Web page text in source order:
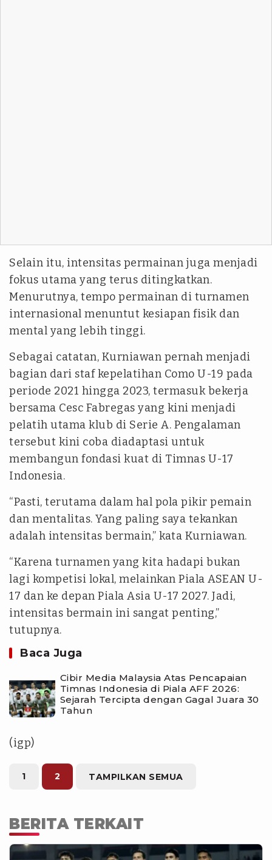
Selain itu, intensitas permainan juga menjadi
fokus utama yang terus ditingkatkan.
Menurutnya, tempo permainan di turnamen
internasional menuntut kesiapan fisik dan
mental yang lebih tinggi.
Sebagai catatan, Kurniawan pernah menjadi
bagian dari staf kepelatihan Como U-19 pada
periode 2021 hingga 2023, termasuk bekerja
bersama Cesc Fabregas yang kini menjadi
pelatih utama klub di Serie A. Pengalaman
tersebut kini coba diadaptasi untuk
membangun fondasi kuat di Timnas U-17
Indonesia.
“Pasti, terutama dalam hal pola pikir pemain
dan mentalitas. Yang paling saya tekankan
adalah intensitas bermain,” kata Kurniawan.
“Karena turnamen yang kita hadapi bukan
lagi kompetisi lokal, melainkan Piala ASEAN U-
17 dan ke depan Piala Asia U-17 2027. Jadi,
intensitas bermain ini sangat penting,”
tutupnya.
Baca Juga
Cibir Media Malaysia Atas Pencapaian
Timnas Indonesia di Piala AFF 2026:
Sejarah Tercipta dengan Gagal Juara 30
Tahun
(igp)
1 2 TAMPILKAN SEMUA
BERITA TERKAIT